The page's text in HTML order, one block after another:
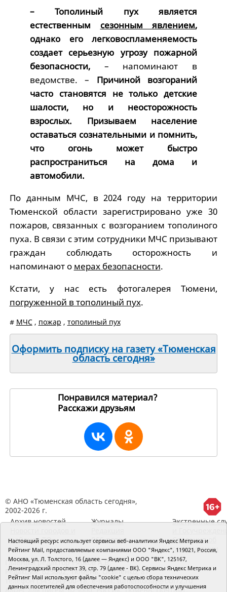
– Тополиный пух является
естественным сезонным явлением,
однако его легковоспламеняемость
создает серьезную угрозу пожарной
безопасности, – напоминают в
ведомстве. – Причиной возгораний
часто становятся не только детские
шалости, но и неосторожность
взрослых. Призываем население
оставаться сознательными и помнить,
что огонь может быстро
распространиться на дома и
автомобили.
По данным МЧС, в 2024 году на территории
Тюменской области зарегистрировано уже 30
пожаров, связанных с возгоранием тополиного
пуха. В связи с этим сотрудники МЧС призывают
граждан соблюдать осторожность и
напоминают о мерах безопасности.
Кстати, у нас есть фотогалерея Тюмени,
погруженной в тополиный пух.
# МЧС, пожар , тополиный пух
Оформить подписку на газету «Тюменская
область сегодня»
Понравился материал?
Расскажи друзьям
© АНО «Тюменская область сегодня»,
2002-2026 г.
Архив новостей
районов ТО
Журналы
RSS поток
Экстренные
Сведения об
организации
Главный редактор Рябков А.В.
Редакция: 625002, Тюмень, Осипенко, 81,
телефон (3452)49-00-18, e-mail: tumentoday@obl72.ru
Адрес для писем: 625000, Россия, Тюмень, Почтамт,
Настоящий ресурс использует сервисы веб-аналитики Яндекс Метрика и
Рейтинг Mail, предоставляемые компаниями ООО "Яндекс", 119021, Россия,
Москва, ул. Л. Толстого, 16 (далее — Яндекс) и ООО "ВК", 125167,
Ленинградский проспект 39, стр. 79 (далее - ВК). Сервисы Яндекс Метрика и
Рейтинг Mail используют файлы "cookie" с целью сбора технических
данных посетителей для обеспечения работоспособности и улучшения